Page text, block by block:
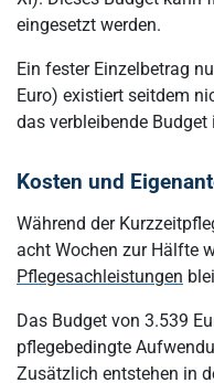
eingesetzt werden.
Ein fester Einzelbetrag
Euro) existiert seitdem
das verbleibende
Kosten und
Während der
acht Wochen zur Hälfte
Pflegesachleistungen
Das Budget von 3.539
pflegebedingte
Zusätzlich entstehen in